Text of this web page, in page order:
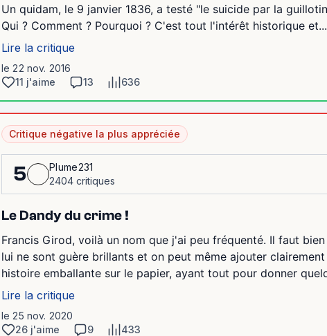
Un quidam, le 9 janvier 1836, a testé "le suicide par la
Qui ? Comment ? Pourquoi ? C'est tout l'intérêt historique et...
Lire la critique
le 22 nov. 2016
11 j'aime
13 636
Critique négative la plus appréciée
5
Plume231
2404 critiques
Le Dandy du crime !
Francis Girod, voilà un nom que j'ai peu fréquenté. Il faut
lui ne sont guère brillants et on peut même ajouter
histoire emballante sur le papier, ayant tout pour donner
Lire la critique
le 25 nov. 2020
26 j'aime
9 433